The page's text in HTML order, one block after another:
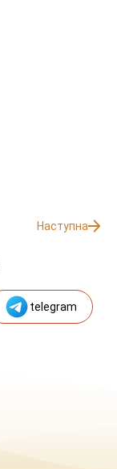
Наступна
telegram